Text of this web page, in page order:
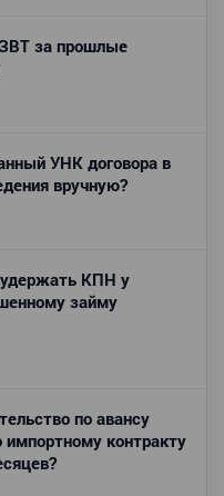
за прошлые
УНК договора в
вручную?
удержать КПН у
займу
по авансу
импортному контракту